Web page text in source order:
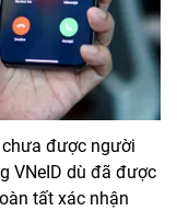
chưa được người
VNeID dù đã được
tất xác nhận